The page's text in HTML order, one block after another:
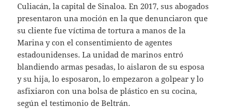
Culiacán, la capital de Sinaloa. En 2017, sus abogados
presentaron una moción en la que denunciaron que
su cliente fue víctima de tortura a manos de la
Marina y con el consentimiento de agentes
estadounidenses. La unidad de marinos entró
blandiendo armas pesadas, lo aislaron de su esposa
y su hija, lo esposaron, lo empezaron a golpear y lo
asfixiaron con una bolsa de plástico en su cocina,
según el testimonio de Beltrán.